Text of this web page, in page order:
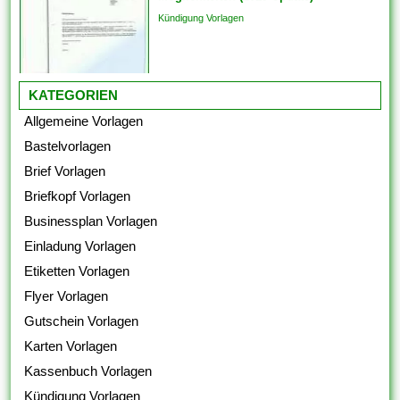
Kündigung Vorlagen
KATEGORIEN
Allgemeine Vorlagen
Bastelvorlagen
Brief Vorlagen
Briefkopf Vorlagen
Businessplan Vorlagen
Einladung Vorlagen
Etiketten Vorlagen
Flyer Vorlagen
Gutschein Vorlagen
Karten Vorlagen
Kassenbuch Vorlagen
Kündigung Vorlagen